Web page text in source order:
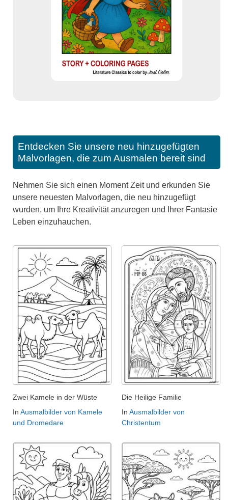
Entdecken Sie unsere neu hinzugefügten
Malvorlagen, die zum Ausmalen bereit sind
Nehmen Sie sich einen Moment Zeit und erkunden Sie
unsere neuesten Malvorlagen, die neu hinzugefügt
wurden, um Ihre Kreativität anzuregen und Ihrer Fantasie
Leben einzuhauchen.
Zwei Kamele in der Wüste
In Ausmalbilder von Kamele
und Dromedare
Die Heilige Familie
In Ausmalbilder von
Christentum